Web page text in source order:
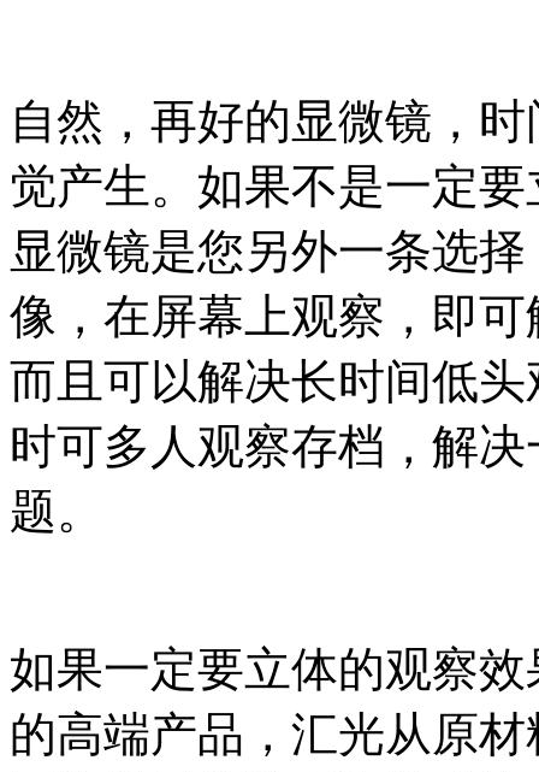
自然，再好的显微镜，
觉产生。如果不是一定
显微镜是您另外一条选
像，在屏幕上观察，即
而且可以解决长时间低
时可多人观察存档，解
题。
如果一定要立体的观察
的高端产品，汇光从原